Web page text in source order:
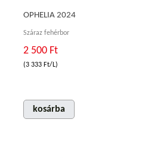
OPHELIA 2024
Száraz fehérbor
2 500 Ft
(3 333 Ft/L)
kosárba